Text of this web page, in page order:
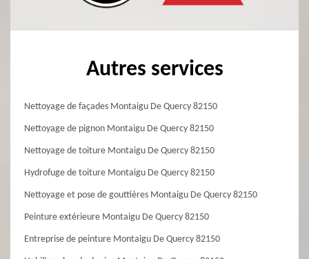
Autres services
Nettoyage de façades Montaigu De Quercy 82150
Nettoyage de pignon Montaigu De Quercy 82150
Nettoyage de toiture Montaigu De Quercy 82150
Hydrofuge de toiture Montaigu De Quercy 82150
Nettoyage et pose de gouttières Montaigu De Quercy 82150
Peinture extérieure Montaigu De Quercy 82150
Entreprise de peinture Montaigu De Quercy 82150